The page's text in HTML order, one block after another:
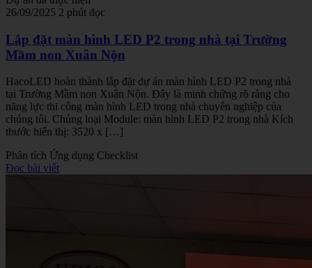
26/09/2025 2 phút đọc
Lắp đặt màn hình LED P2 trong nhà tại Trường
Mầm non Xuân Nộn
HacoLED hoàn thành lắp đặt dự án màn hình LED P2 trong nhà
tại Trường Mầm non Xuân Nộn. Đây là minh chứng rõ ràng cho
năng lực thi công màn hình LED trong nhà chuyên nghiệp của
chúng tôi. Chủng loại Module: màn hình LED P2 trong nhà Kích
thước hiển thị: 3520 x […]
Phân tích Ứng dụng Checklist
Đọc bài viết